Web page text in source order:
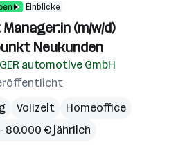
Einblicke
(m/w/d)
Neukunden
automotive GmbH
Vollzeit
Homeoffice
80.000 € jährlich